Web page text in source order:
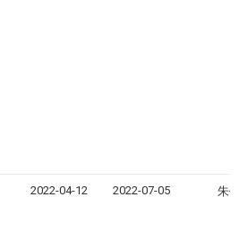
2022-04-12 2022-07-05 朱伟